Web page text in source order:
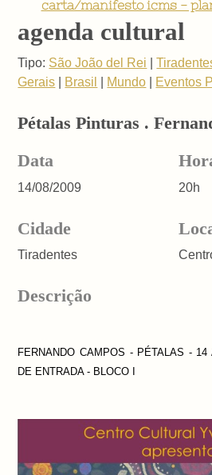
carta/manifesto icms -
agenda cultural
Tipo: São João del Rei |
Gerais
Brasil Mundo Eventos
Pétalas Pinturas .
Data
14/08/2009 20h
Cidade
Tiradentes
Descrição
FERNANDO CAMPOS - PÉTALAS - 14
DE ENTRADA - BLOCO I